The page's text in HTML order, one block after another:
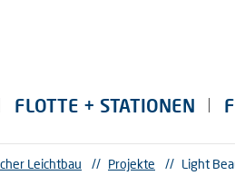
FLOTTE + STATIONEN
Leichtbau // Projekte // Light